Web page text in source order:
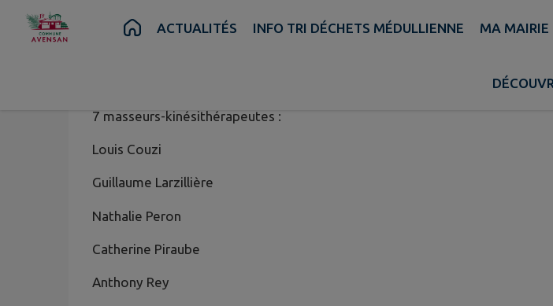
Contenu Menu Recherche Pied de page
ACTUALITÉS INFO TRI DÉCHETS MÉDULLIENNE MA MAIRIE
Cabinet
7 masseurs-kinésithérapeutes :
Louis Couzi
Guillaume Larzillière
Nathalie Peron
Catherine Piraube
Anthony Rey